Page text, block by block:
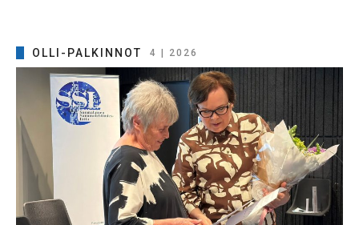
OLLI-PALKINNOT 4 | 2026